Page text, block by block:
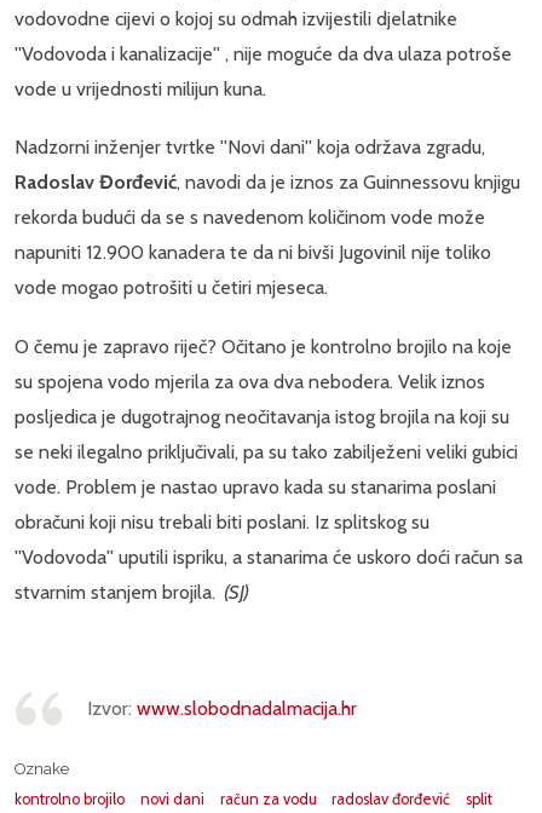
vodovodne cijevi o kojoj su odmah izvijestili djelatnike
''Vodovoda i kanalizacije'' , nije moguće da dva ulaza potroše
vode u vrijednosti milijun kuna.
Nadzorni inženjer tvrtke ''Novi dani'' koja održava zgradu,
Radoslav Đorđević, navodi da je iznos za Guinnessovu knjigu
rekorda budući da se s navedenom količinom vode može
napuniti 12.900 kanadera te da ni bivši Jugovinil nije toliko
vode mogao potrošiti u četiri mjeseca.
O čemu je zapravo riječ? Očitano je kontrolno brojilo na koje
su spojena vodo mjerila za ova dva nebodera. Velik iznos
posljedica je dugotrajnog neočitavanja istog brojila na koji su
se neki ilegalno priključivali, pa su tako zabilježeni veliki gubici
vode. Problem je nastao upravo kada su stanarima poslani
obračuni koji nisu trebali biti poslani. Iz splitskog su
''Vodovoda'' uputili ispriku, a stanarima će uskoro doći račun sa
stvarnim stanjem brojila. (SJ)
Izvor: www.slobodnadalmacija.hr
Oznake
kontrolno brojilo
novi dani račun za vodu radoslav đorđević
split